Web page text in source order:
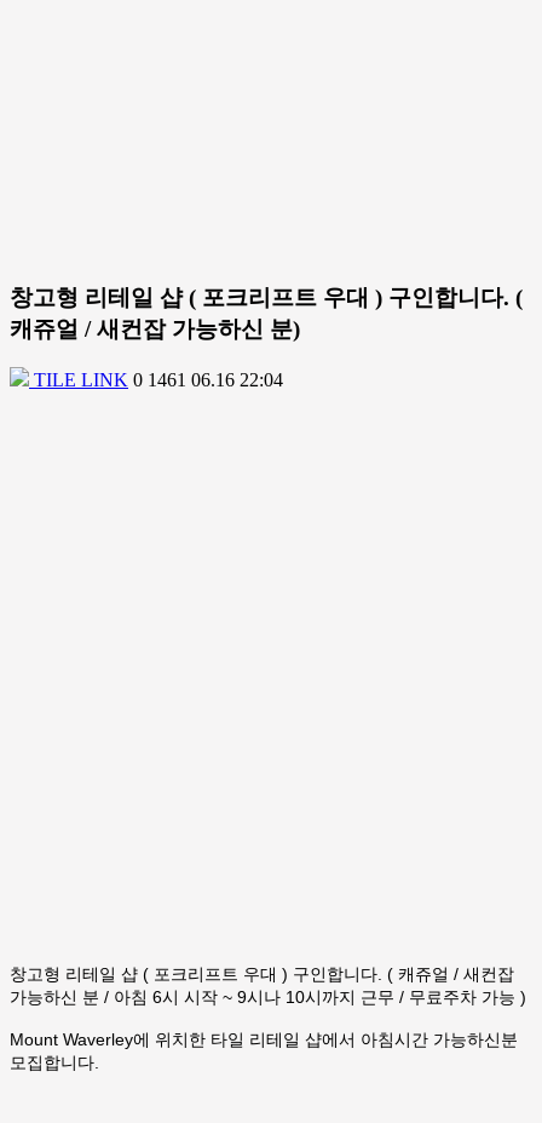
창고형 리테일 샵 ( 포크리프트 우대 ) 구인합니다. (
캐쥬얼 / 새컨잡 가능하신 분)
TILE LINK 0 1461 06.16 22:04
창고형 리테일 샵 ( 포크리프트 우대 ) 구인합니다. ( 캐쥬얼 / 새컨잡
가능하신 분 / 아침 6시 시작 ~ 9시나 10시까지 근무 / 무료주차 가능 )
Mount Waverley에 위치한 타일 리테일 샵에서 아침시간 가능하신분
모집합니다.